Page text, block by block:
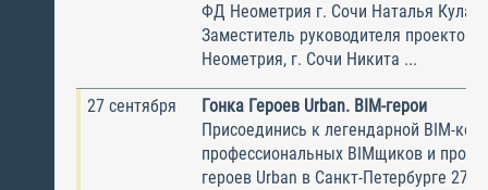
ФД Неометрия г. Сочи Наталья
Заместитель руководителя проектов
Неометрия, г. Сочи Никита ...
27 сентября
Гонка Героев Urban. BIM-герои
Присоединись к легендарной BIM-
профессиональных BIMщиков и
героев Urban в Санкт-Петербурге 27